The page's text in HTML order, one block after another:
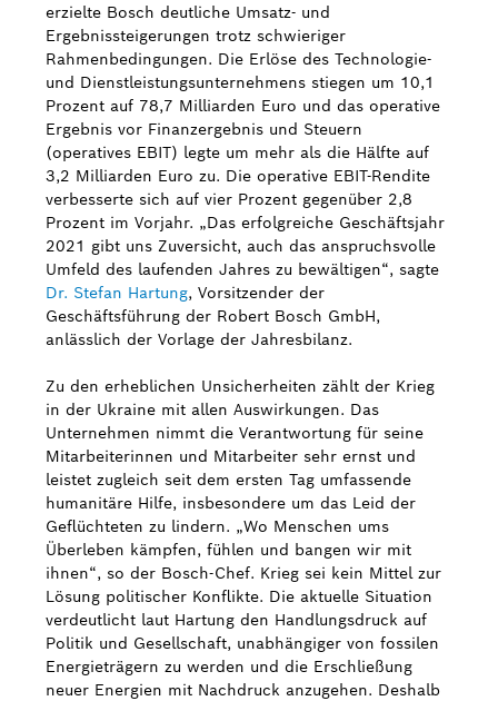
erzielte Bosch deutliche Umsatz- und
Ergebnissteigerungen trotz schwieriger
Rahmenbedingungen. Die Erlöse des Technologie-
und Dienstleistungsunternehmens stiegen um 10,1
Prozent auf 78,7 Milliarden Euro und das operative
Ergebnis vor Finanzergebnis und Steuern
(operatives EBIT) legte um mehr als die Hälfte auf
3,2 Milliarden Euro zu. Die operative EBIT-Rendite
verbesserte sich auf vier Prozent gegenüber 2,8
Prozent im Vorjahr. „Das erfolgreiche Geschäftsjahr
2021 gibt uns Zuversicht, auch das anspruchsvolle
Umfeld des laufenden Jahres zu bewältigen“, sagte
Dr. Stefan Hartung, Vorsitzender der
Geschäftsführung der Robert Bosch GmbH,
anlässlich der Vorlage der Jahresbilanz.
Zu den erheblichen Unsicherheiten zählt der Krieg
in der Ukraine mit allen Auswirkungen. Das
Unternehmen nimmt die Verantwortung für seine
Mitarbeiterinnen und Mitarbeiter sehr ernst und
leistet zugleich seit dem ersten Tag umfassende
humanitäre Hilfe, insbesondere um das Leid der
Geflüchteten zu lindern. „Wo Menschen ums
Überleben kämpfen, fühlen und bangen wir mit
ihnen“, so der Bosch-Chef. Krieg sei kein Mittel zur
Lösung politischer Konflikte. Die aktuelle Situation
verdeutlicht laut Hartung den Handlungsdruck auf
Politik und Gesellschaft, unabhängiger von fossilen
Energieträgern zu werden und die Erschließung
neuer Energien mit Nachdruck anzugehen. Deshalb